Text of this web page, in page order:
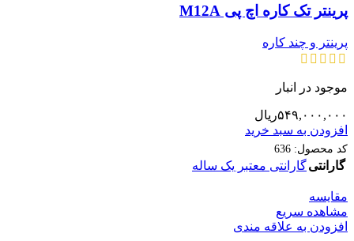
پرینتر تک کاره اچ پی M12A
پرینتر و چند کاره
موجود در انبار
۵۴۹,۰۰۰,۰۰۰ریال
افزودن به سبد خرید
کد محصول: 636
گارانتیگارانتی معتبر یک ساله
مقایسه
مشاهده سریع
افزودن به علاقه مندی